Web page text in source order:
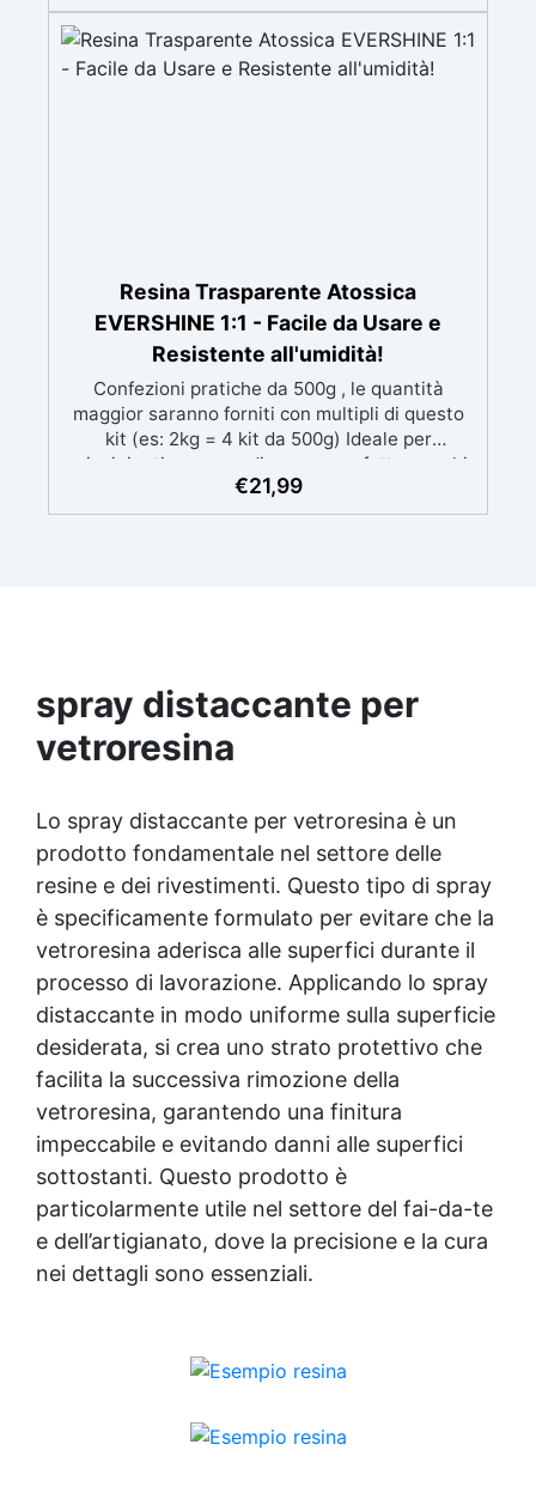
in 12-24h garantendo una superficie lucida e
brillante
Resina Trasparente Atossica
EVERSHINE 1:1 - Facile da Usare e
Resistente all'umidità!
Confezioni pratiche da 500g , le quantità
maggior saranno forniti con multipli di questo
kit (es: 2kg = 4 kit da 500g) Ideale per
principianti: a prova di errore, perfetta per chi
inizia. Sempre lucida: garantisce una finitura
brillante e uniforme in ogni condizione.
€21,99
spray distaccante per
vetroresina
Lo spray distaccante per vetroresina è un
prodotto fondamentale nel settore delle
resine e dei rivestimenti. Questo tipo di spray
è specificamente formulato per evitare che la
vetroresina aderisca alle superfici durante il
processo di lavorazione. Applicando lo spray
distaccante in modo uniforme sulla superficie
desiderata, si crea uno strato protettivo che
facilita la successiva rimozione della
vetroresina, garantendo una finitura
impeccabile e evitando danni alle superfici
sottostanti. Questo prodotto è
particolarmente utile nel settore del fai-da-te
e dell’artigianato, dove la precisione e la cura
nei dettagli sono essenziali.